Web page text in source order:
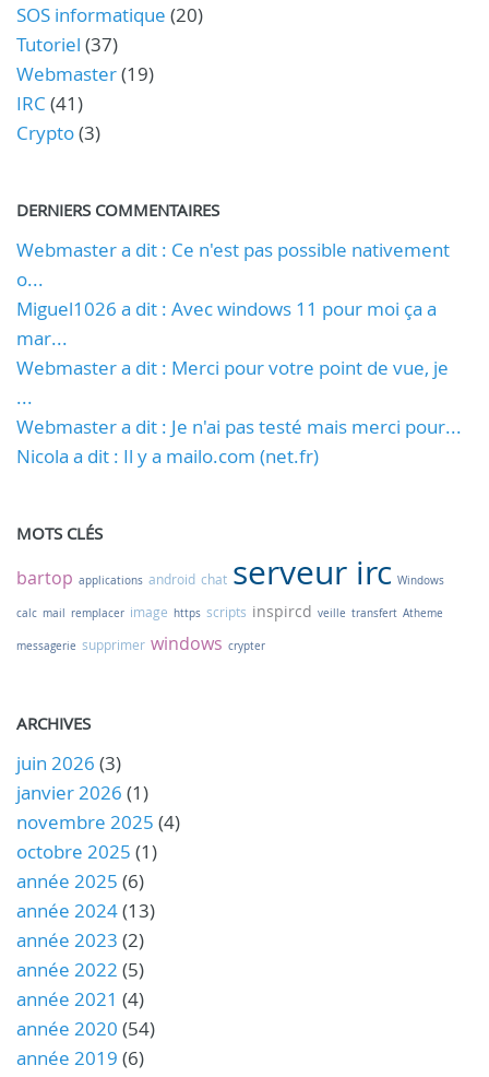
SOS informatique (20)
Tutoriel (37)
Webmaster(19)
IRC (41)
Crypto(3)
DERNIERS COMMENTAIRES
Webmaster a dit : Ce n'est pas possible nativement
o...
Miguel1026 a dit : Avec windows 11 pour moi ça a
mar...
Webmaster a dit : Merci pour votre point de vue, je
...
Webmaster a dit : Je n'ai pas testé mais merci pour...
Nicola a dit : Il y a mailo.com (net.fr)
MOTS CLÉS
bartop applications android chat serveur irc Windows
calc mail remplacer image https scripts inspircd veille transfert Atheme
messagerie supprimer windows crypter
ARCHIVES
juin 2026 (3)
janvier 2026 (1)
novembre 2025 (4)
octobre 2025 (1)
année 2025 (6)
année 2024(13)
année 2023 (2)
année 2022 (5)
année 2021 (4)
année 2020 (54)
année 2019 (6)